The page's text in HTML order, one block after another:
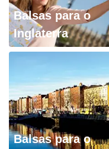
Balsas para o
Inglaterra
Balsas para o